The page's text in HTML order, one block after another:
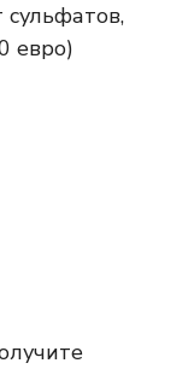
сульфатов,
евро)